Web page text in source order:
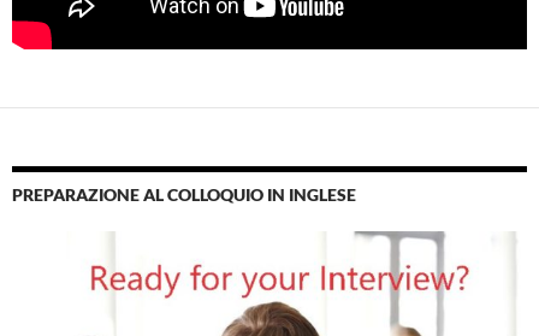
PREPARAZIONE AL COLLOQUIO IN INGLESE